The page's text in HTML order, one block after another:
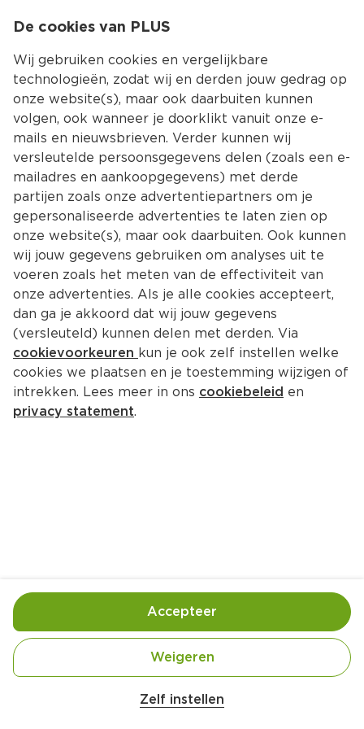
Kies jouw
Ingrediënten Bereiding
De cookies van PLUS
Wij gebruiken cookies en vergelijkbare
technologieën, zodat wij en derden jouw gedrag op
onze website(s), maar ook daarbuiten kunnen
volgen, ook wanneer je doorklikt vanuit onze e-
mails en nieuwsbrieven. Verder kunnen wij
versleutelde persoonsgegevens delen (zoals een e-
mailadres en aankoopgegevens) met derde
partijen zoals onze advertentiepartners om je
gepersonaliseerde advertenties te laten zien op
onze website(s), maar ook daarbuiten. Ook kunnen
wij jouw gegevens gebruiken om analyses uit te
voeren zoals het meten van de effectiviteit van
onze advertenties. Als je alle cookies accepteert,
dan ga je akkoord dat wij jouw gegevens
(versleuteld) kunnen delen met derden. Via
cookievoorkeuren kun je ook zelf instellen welke
cookies we plaatsen en je toestemming wijzigen of
intrekken. Lees meer in ons cookiebeleid en
privacy statement.
Zelf instellen
Weigeren
Accepteer